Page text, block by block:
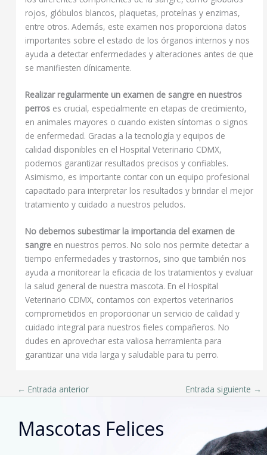
rojos, glóbulos blancos, plaquetas, proteínas y enzimas,
entre otros. Además, este examen nos proporciona datos
importantes sobre el estado de los órganos internos y nos
ayuda a detectar enfermedades y alteraciones antes de que
se manifiesten clínicamente.
Realizar regularmente un examen de sangre en nuestros
perros es crucial, especialmente en etapas de crecimiento,
en animales mayores o cuando existen síntomas o signos
de enfermedad. Gracias a la tecnología y equipos de
calidad disponibles en el Hospital Veterinario CDMX,
podemos garantizar resultados precisos y confiables.
Asimismo, es importante contar con un equipo profesional
capacitado para interpretar los resultados y brindar el mejor
tratamiento y cuidado a nuestros peludos.
No debemos subestimar la importancia del examen de
sangre en nuestros perros. No solo nos permite detectar a
tiempo enfermedades y trastornos, sino que también nos
ayuda a monitorear la eficacia de los tratamientos y evaluar
la salud general de nuestra mascota. En el Hospital
Veterinario CDMX, contamos con expertos veterinarios
comprometidos en proporcionar un servicio de calidad y
cuidado integral para nuestros fieles compañeros. No
dudes en aprovechar esta valiosa herramienta para
garantizar una vida larga y saludable para tu perro.
← Entrada anterior Entrada siguiente →
Mascotas Felices